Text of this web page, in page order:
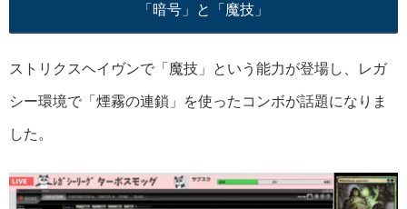
「暗号」と「魔技」
ストリクスヘイヴンで「魔技」という能力が登場し、レガ
シー環境で「煙霧の連鎖」を使ったコンボが話題になりま
した。